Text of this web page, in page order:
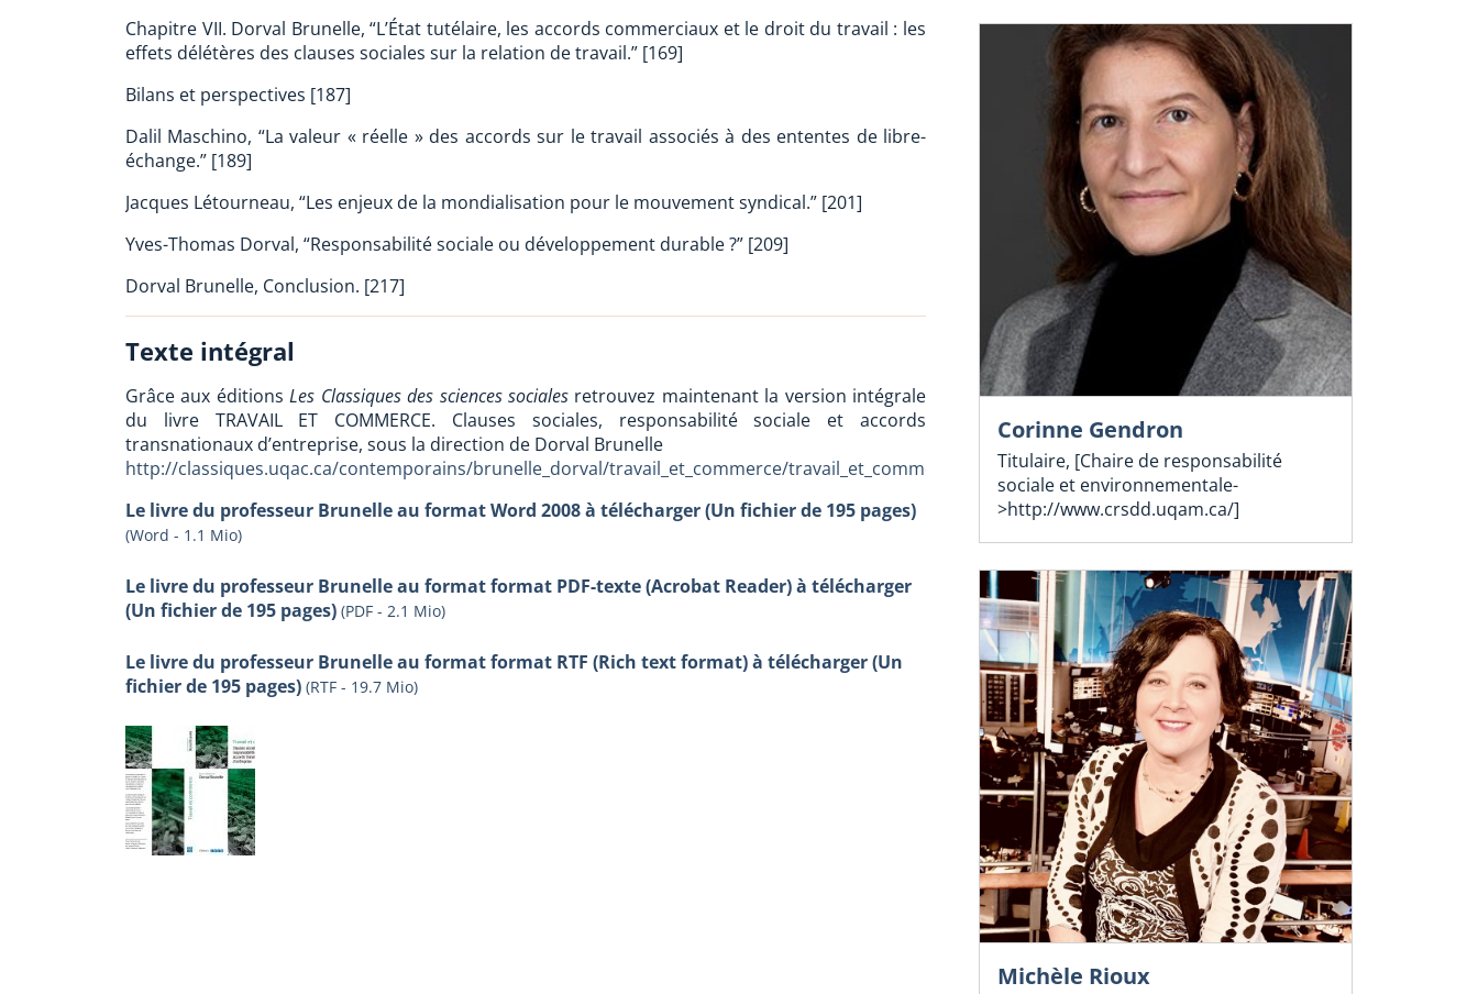
Chapitre VII. Dorval Brunelle, “L’État tutélaire, les accords commerciaux et le droit du travail : les
effets délétères des clauses sociales sur la relation de travail.” [169]
Bilans et perspectives [187]
Dalil Maschino, “La valeur « réelle » des accords sur le travail associés à des ententes de libre-
échange.” [189]
Jacques Létourneau, “Les enjeux de la mondialisation pour le mouvement syndical.” [201]
Yves-Thomas Dorval, “Responsabilité sociale ou développement durable ?” [209]
Dorval Brunelle, Conclusion. [217]
Texte intégral
Grâce aux éditionsLes Classiques des sciences socialesretrouvez maintenant la version intégrale
du livre TRAVAIL ET COMMERCE. Clauses sociales, responsabilité sociale et accords
transnationaux d’entreprise, sous la direction de Dorval Brunelle
http://classiques.uqac.ca/contemporains/brunelle_dorval/travail_et_commerce/travail_et_commerce.html
Le livre du professeur Brunelle au format Word 2008 à télécharger (Un fichier de 195 pages)
(Word - 1.1 Mio)
Le livre du professeur Brunelle au format format PDF-texte (Acrobat Reader) à télécharger
(Un fichier de 195 pages) (PDF - 2.1 Mio)
Le livre du professeur Brunelle au format format RTF (Rich text format) à télécharger (Un
fichier de 195 pages) (RTF - 19.7 Mio)
Corinne Gendron
Titulaire, [Chaire de responsabilité
sociale et environnementale-
>http://www.crsdd.uqam.ca/]
Michèle Rioux